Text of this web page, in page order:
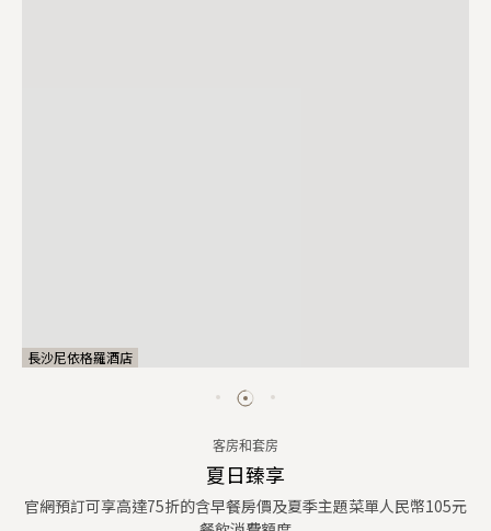
長沙尼依格羅酒店
客房和套房
夏日臻享
官網預訂可享高達75折的含早餐房價及夏季主題菜單人民幣105元